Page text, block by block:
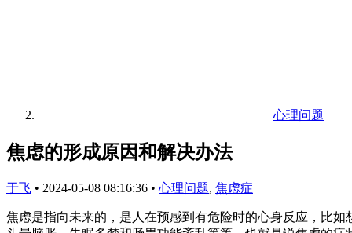
心理问题
焦虑的形成原因和解决办法
于飞 • 2024-05-08 08:16:36 • 心理问题, 焦虑症
焦虑是指向未来的，是人在预感到有危险时的心身反应，比